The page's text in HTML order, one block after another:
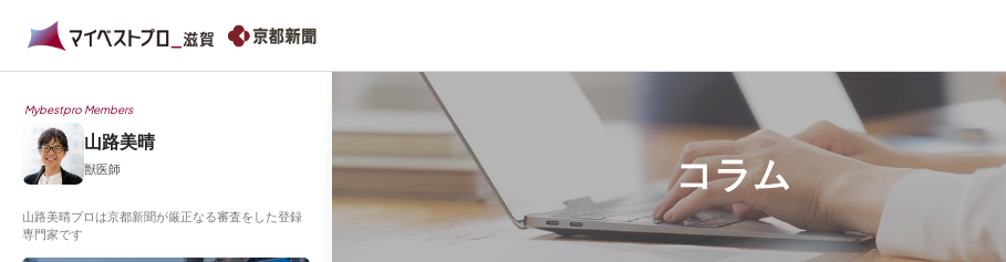
Mybestpro Members
山路美晴
獣医師
山路美晴プロは京都新聞が厳正なる審査をした登録
専門家です
コラム